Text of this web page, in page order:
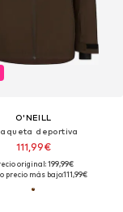
O'NEILL
deportiva
111,99€
original: 199,99€
precio más bajo:111,99€